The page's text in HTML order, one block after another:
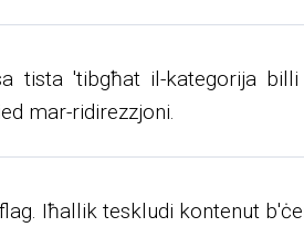
'tibgħat il-kategorija
mar-ridirezzjoni.
Iħallik teskludi kontenut